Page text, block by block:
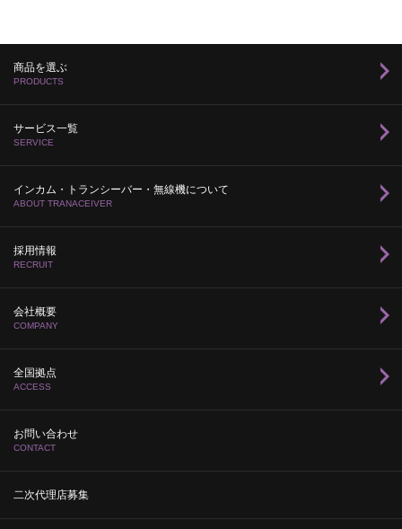
商品を選ぶ
PRODUCTS
サービス一覧
SERVICE
インカム・トランシーバー・無線機について
ABOUT TRANACEIVER
採用情報
RECRUIT
会社概要
COMPANY
全国拠点
ACCESS
お問い合わせ
CONTACT
二次代理店募集